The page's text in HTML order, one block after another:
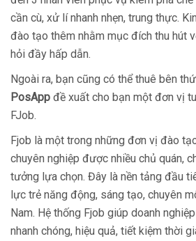
cần cù, xử lí nhanh nhẹn, trung thực.
đào tạo thêm nhằm mục đích thu hút
hỏi đầy hấp dẫn.
Ngoài ra, bạn cũng có thể thuê bên
PosApp đề xuất cho bạn một đơn vị
FJob.
Fjob là một trong những đơn vị đào
chuyên nghiệp được nhiều chủ quán,
tưởng lựa chọn. Đây là nền tảng đầu
lực trẻ năng động, sáng tạo, chuyên
Nam. Hệ thống Fjob giúp doanh
nhanh chóng, hiệu quả, tiết kiệm thời